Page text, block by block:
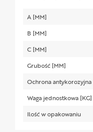
A [MM]
B [MM]
C [MM]
Grubość [MM]
Ochrona antykorozyjna
Waga jednostkowa [KG]
Ilość w opakowaniu